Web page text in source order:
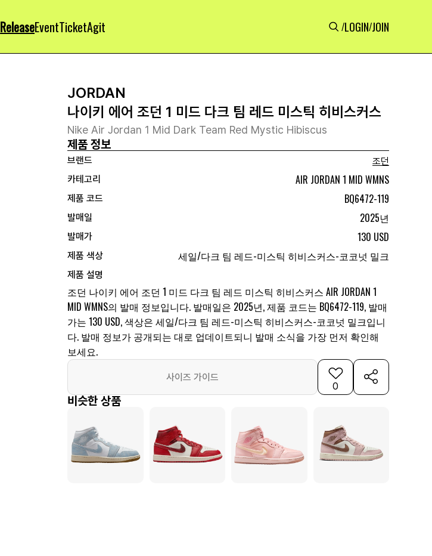
ReleaseEventTicketAgit /LOGIN/JOIN
JORDAN
나이키 에어 조던 1 미드 다크 팀 레드 미스틱 히비스커스
Nike Air Jordan 1 Mid Dark Team Red Mystic Hibiscus
제품 정보
브랜드
조던
카테고리
AIR JORDAN 1 MID WMNS
제품 코드 BQ6472-119
발매일 2025년
발매가 130 USD
제품 색상 세일/다크 팀 레드-미스틱 히비스커스-코코넛 밀크
제품 설명
조던 나이키 에어 조던 1 미드 다크 팀 레드 미스틱 히비스커스 AIR JORDAN 1
MID WMNS의 발매 정보입니다. 발매일은 2025년, 제품 코드는 BQ6472-119, 발매
가는 130 USD, 색상은 세일/다크 팀 레드-미스틱 히비스커스-코코넛 밀크입니
다. 발매 정보가 공개되는 대로 업데이트되니 발매 소식을 가장 먼저 확인해
보세요.
사이즈 가이드
0
비슷한 상품